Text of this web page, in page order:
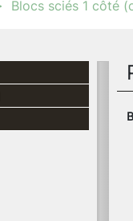
Blocs sciés 1 côté